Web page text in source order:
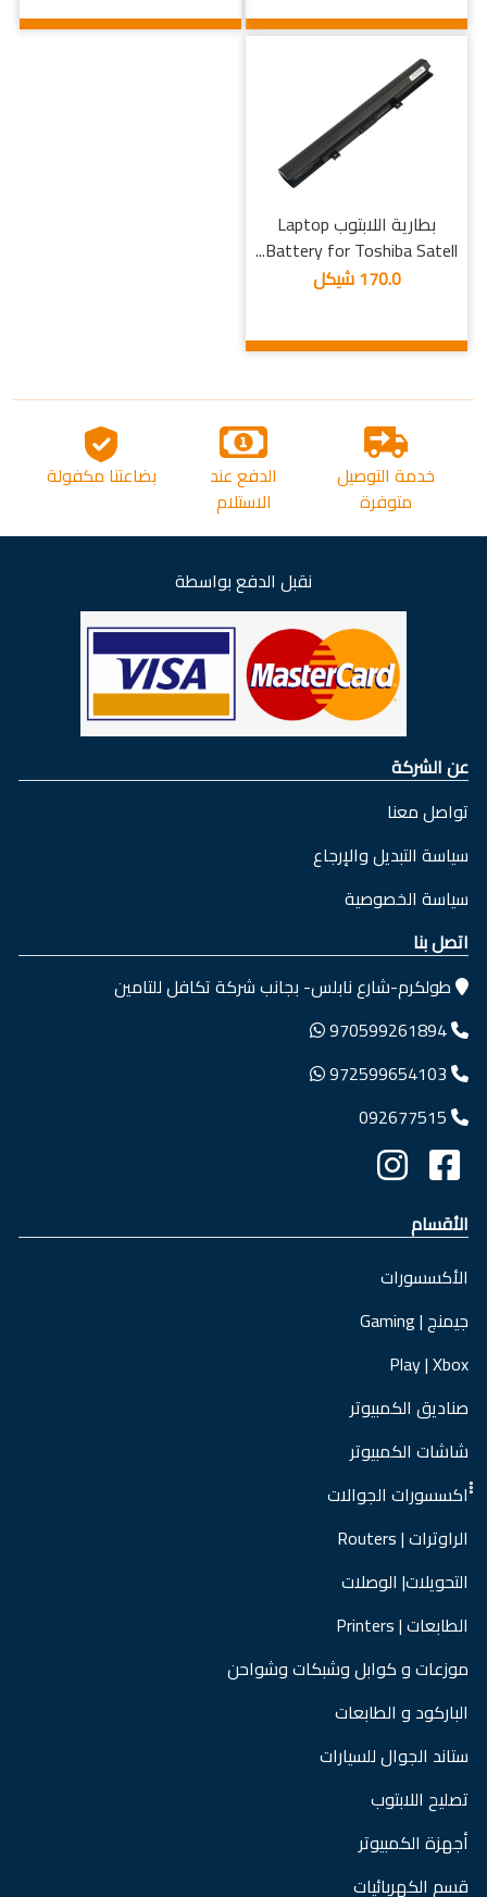
بطارية اللابتوب Laptop
Battery for Toshiba Satell...
170.0 شيكل
خدمة التوصيل
متوفرة
الدفع عند
الاستلام
بضاعتنا مكفولة
نقبل الدفع بواسطة
عن الشركة
تواصل معنا
سياسة التبديل والإرجاع
سياسة الخصوصية
اتصل بنا
طولكرم-شارع نابلس- بجانب شركة تكافل للتامين
970599261894
972599654103
092677515
الأقسام
الأكسسورات
جيمنج | Gaming
Play | Xbox
صناديق الكمبيوتر
شاشات الكمبيوتر
ْْْاكسسورات الجوالات
الراوترات | Routers
التحويلات| الوصلات
الطابعات | Printers
موزعات و كوابل وشبكات وشواحن
الباركود و الطابعات
ستاند الجوال للسيارات
تصليح اللابتوب
أجهزة الكمبيوتر
قسم الكهربائيات